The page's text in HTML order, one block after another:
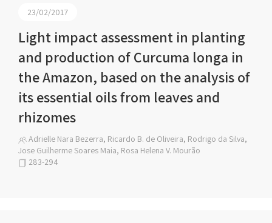
23/02/2017
Light impact assessment in planting
and production of Curcuma longa in
the Amazon, based on the analysis of
its essential oils from leaves and
rhizomes
Adrielle Nara Bezerra, Ricardo B. de Oliveira, Rodrigo da Silva,
Jose Guilherme Soares Maia, Rosa Helena V. Mourão
283-294